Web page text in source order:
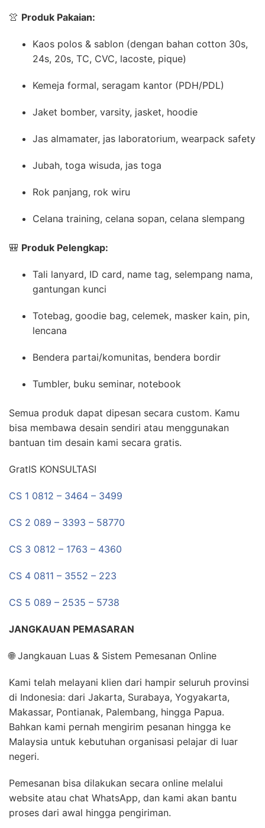
👚 Produk Pakaian:
Kaos polos & sablon (dengan bahan cotton 30s,
24s, 20s, TC, CVC, lacoste, pique)
Kemeja formal, seragam kantor (PDH/PDL)
Jaket bomber, varsity, jasket, hoodie
Jas almamater, jas laboratorium, wearpack safety
Jubah, toga wisuda, jas toga
Rok panjang, rok wiru
Celana training, celana sopan, celana slempang
🎒 Produk Pelengkap:
Tali lanyard, ID card, name tag, selempang nama,
gantungan kunci
Totebag, goodie bag, celemek, masker kain, pin,
lencana
Bendera partai/komunitas, bendera bordir
Tumbler, buku seminar, notebook
Semua produk dapat dipesan secara custom. Kamu
bisa membawa desain sendiri atau menggunakan
bantuan tim desain kami secara gratis.
GratIS KONSULTASI
CS 1 0812 – 3464 – 3499
CS 2 089 – 3393 – 58770
CS 3 0812 – 1763 – 4360
CS 4 0811 – 3552 – 223
CS 5 089 – 2535 – 5738
JANGKAUAN PEMASARAN
🌐 Jangkauan Luas & Sistem Pemesanan Online
Kami telah melayani klien dari hampir seluruh provinsi
di Indonesia: dari Jakarta, Surabaya, Yogyakarta,
Makassar, Pontianak, Palembang, hingga Papua.
Bahkan kami pernah mengirim pesanan hingga ke
Malaysia untuk kebutuhan organisasi pelajar di luar
negeri.
Pemesanan bisa dilakukan secara online melalui
website atau chat WhatsApp, dan kami akan bantu
proses dari awal hingga pengiriman.